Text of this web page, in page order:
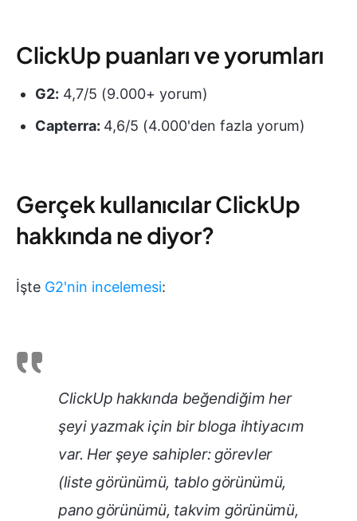
ClickUp puanları ve yorumları
G2: 4,7/5 (9.000+ yorum)
Capterra: 4,6/5 (4.000'den fazla yorum)
Gerçek kullanıcılar ClickUp
hakkında ne diyor?
İşte G2'nin incelemesi:
ClickUp hakkında beğendiğim her
şeyi yazmak için bir bloga ihtiyacım
var. Her şeye sahipler: görevler
(liste görünümü, tablo görünümü,
pano görünümü, takvim görünümü,